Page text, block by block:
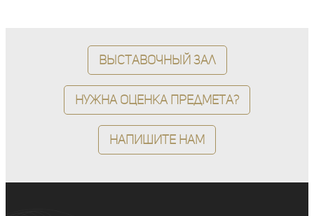
Выставочный зал
Нужна оценка предмета?
Напишите нам